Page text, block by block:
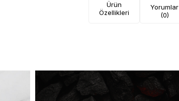
Ürün
Özellikleri
Yorumlar
(0)